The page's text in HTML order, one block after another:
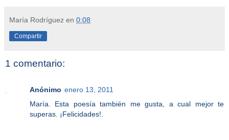
María Rodríguez en 0:08
Compartir
1 comentario:
Anónimo enero 13, 2011
María. Esta poesía también me gusta, a cual mejor te
superas. ¡Felicidades!.